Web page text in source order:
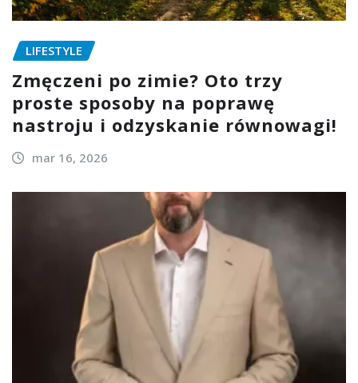
LIFESTYLE
Zmęczeni po zimie? Oto trzy
proste sposoby na poprawę
nastroju i odzyskanie równowagi!
mar 16, 2026